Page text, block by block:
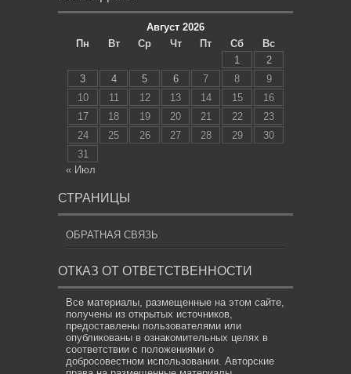
Август 2026
Пн
Вт Ср Чт Пт Сб
Вс
1
2
3
4 5 6 7 8
9
10
11 12 13 14 15
16
17
18 19 20 21 22
23
24
25 26 27 28 29
30
31
« Июл
СТРАНИЦЫ
ОБРАТНАЯ СВЯЗЬ
ОТКАЗ ОТ ОТВЕТСТВЕННОСТИ
Все материалы, размещенные на этом сайте,
получены из открытых источников,
предоставлены пользователями или
опубликованы в ознакомительных целях в
соответствии с положениями о
добросовестном использовании. Авторские